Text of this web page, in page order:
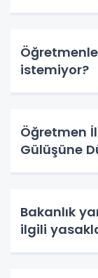
istemiyor?
Öğretmen
Gülüşüne
Bakanlık
ilgili